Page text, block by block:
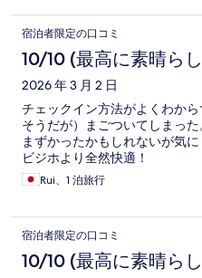
rock hard, but as my husband
the only people actually
There was a jacuzzi bath, and
Its quirky, a bit weird but fairly
might have realised before i
宿泊者限定の口コミ
10/10 (最高に素晴ら
2026 年 3 月 2 日
チェックイン方法がよくわか
そうだが）まごついてしまっ
まずかったかもしれないが気
ビジホより全然快適！
Rui、1 泊旅行
宿泊者限定の口コミ
10/10 (最高に素晴ら